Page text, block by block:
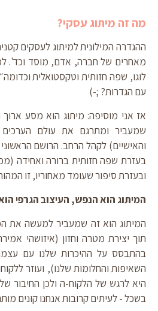
מה זה מיתוג עסקי?
ההגדרה המילונית למיתוג לעסקים
מאחרים של חברה, אדם, מוסד וכד'.
לוגו, שפה חזותית וטקסטואלית
עם הגדרות? ;-)
אז אני מוסיפה: מיתוג הוא מסע
שמעביר ומתרגם את עולם הערכים
והאישיים) לקהל הרחב. הרושם
בעזרת שפה חזותית ברורה ואחידה
ובעזרת סיפור שעומד מאחוריו, זו
המיתוג הוא הנפש, העיצוב הגרפי
המיתוג הוא זה שמעביר למעשה את
תוך יצירת מטרה וחזון (איזושהי
בהתבסס על ההיכרות שלנו עם
השאיפות והחלומות שלנו), ועוזר
היא לרגש של הלקוח-ה ולכן החיבור
בשכל - לעיתים קרובות אנחנו קונים